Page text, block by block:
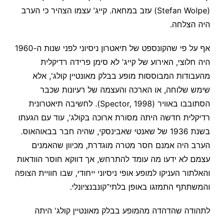
(Stefan Wolpe) עזב במחאה. קייג' עצמו הצהיר כי הערב
היה הצלחה.
אף על פי שהקונספט של תיאטרון ניסיוני לפני שנות ה-1960
היה חלוצי, האירוע של קייג' לא סימן פרידה רדיקלית
מהעבודות המבוססות מופע בבלק מאונטיין קולג', אלא
שימש שלוחה, או הארכה והעצמה של רעיונות שכבר
הסתובבו באוויר (Spector, 1998). לחשיבה תיאטרונית
רדיקלית חדשה היתה מסורת ארוכה בקולג', עוד עם הגעתו
בשנת 1936 של שאנטי שאבינסקי, שהיה חבר בבאוהאוס.
הערב היה אמנם חסר מטרה מוגדרת, מכיוון שהאמנים
עצמם לא ידעו מה עומד להתרחש, אך דווקא חוסר הוודאות
והאלתור העניקו למופע אופי ניסיוני ייחודי, שבו חוויית הצופה
והמשתתף התמזגו באופן בלתי־קונבנציונלי.
לתהודה שהדהדה מהמופע בבלק מאונטיין קולג' היתה